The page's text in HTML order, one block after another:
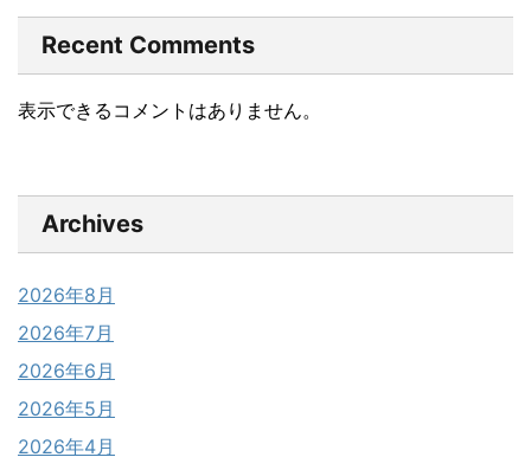
Recent Comments
表示できるコメントはありません。
Archives
2026年8月
2026年7月
2026年6月
2026年5月
2026年4月